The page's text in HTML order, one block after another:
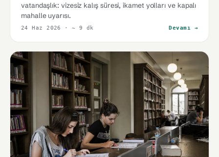
vatandaşlık: vizesiz kalış süresi, ikamet yolları ve kapalı
mahalle uyarısı.
24 Haz 2026 · ~ 9 dk Devamı →